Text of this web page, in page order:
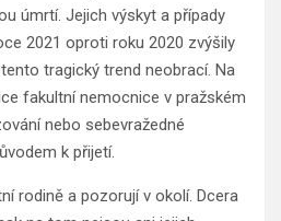
úmrtí. Jejich výskyt a případy
2021 oproti roku 2020 zvýšily
tragický trend neobrací. Na
fakultní nemocnice v pražském
nebo sebevražedné
k přijetí.
rodině a pozorují v okolí. Dcera